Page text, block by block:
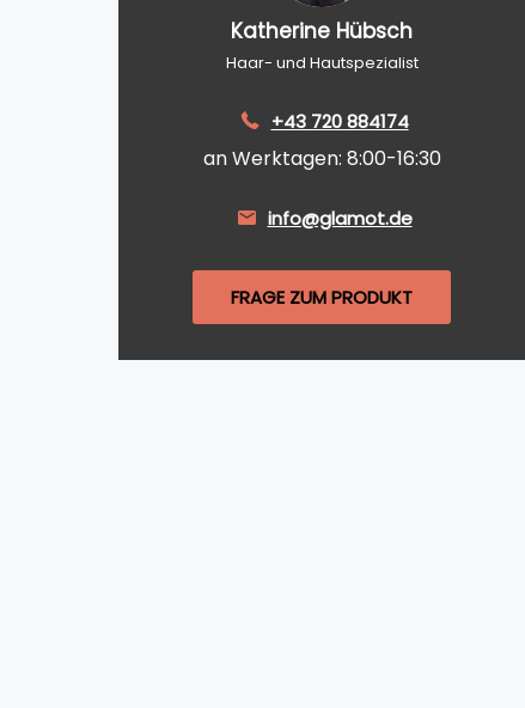
Katherine Hübsch
Haar- und Hautspezialist
+43 720 884174
an Werktagen: 8:00-16:30
info@glamot.de
FRAGE ZUM PRODUKT